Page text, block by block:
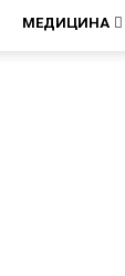
МЕДИЦИНА